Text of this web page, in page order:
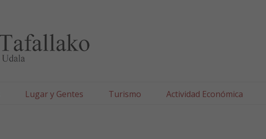
Lugar y Gentes Turismo Actividad Económica